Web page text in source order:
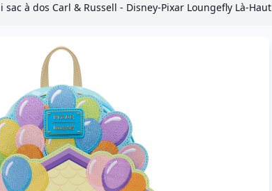
sac à dos Carl & Russell - Disney-Pixar Loungefly Là-Haut